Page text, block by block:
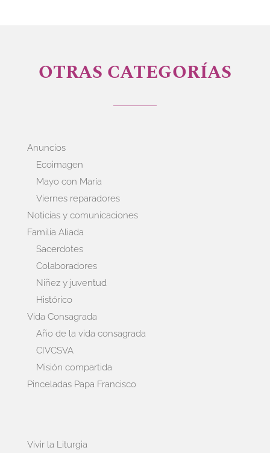
OTRAS CATEGORÍAS
Anuncios
Ecoimagen
Mayo con María
Viernes reparadores
Noticias y comunicaciones
Familia Aliada
Sacerdotes
Colaboradores
Niñez y juventud
Histórico
Vida Consagrada
Año de la vida consagrada
CIVCSVA
Misión compartida
Pinceladas Papa Francisco
Vivir la Liturgia